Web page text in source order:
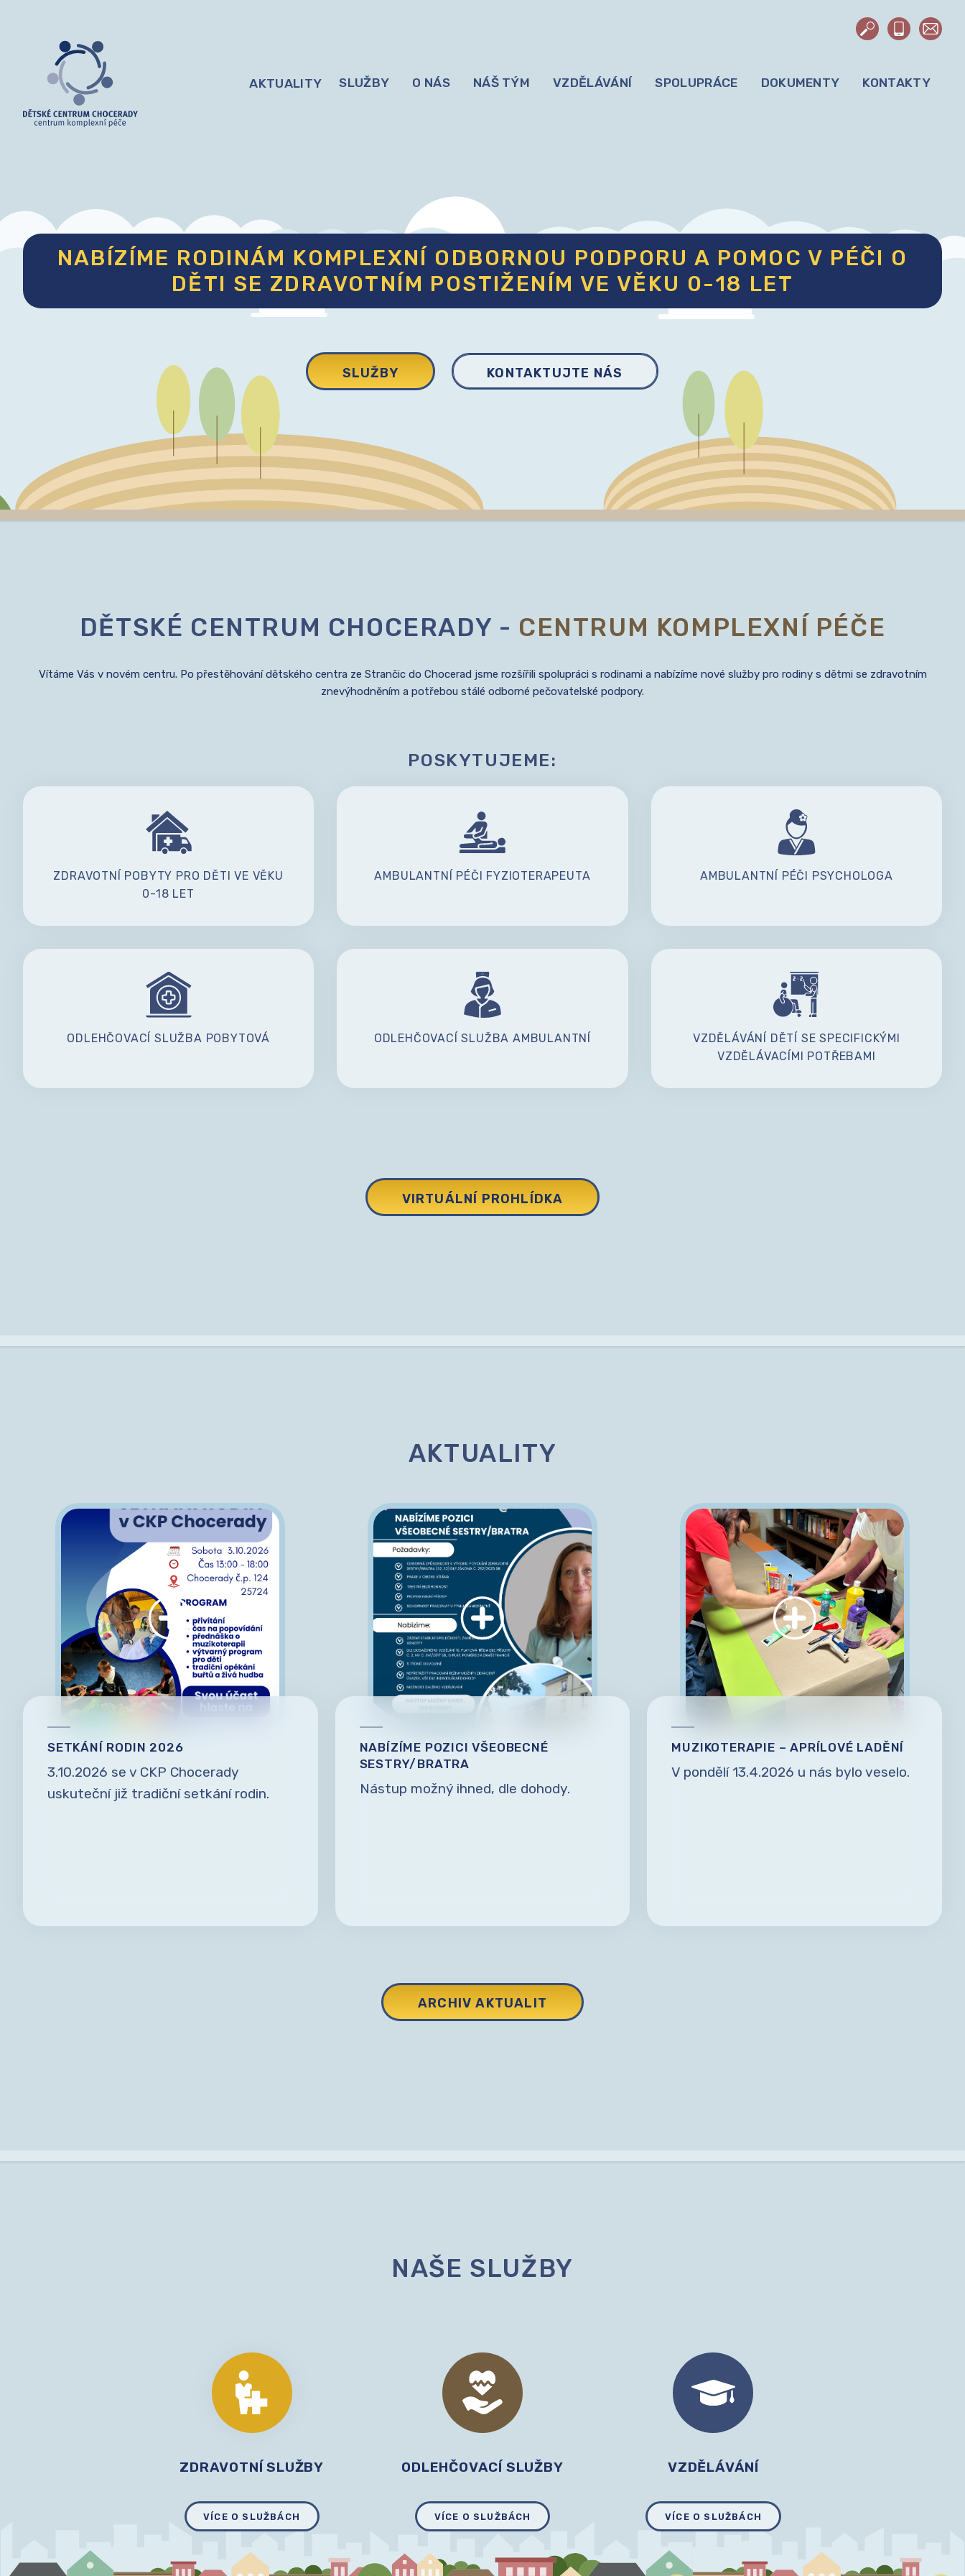
AKTUALITY SLUŽBY O NÁS NÁŠ TÝM VZDĚLÁVÁNÍ SPOLUPRÁCE DOKUMENTY KONTAKTY
PO - PÁ 7:00 DO 15:30
NABÍZÍME RODINÁM KOMPLEXNÍ ODBORNOU PODPORU A POMOC V PÉČI O
DĚTI SE ZDRAVOTNÍM POSTIŽENÍM VE VĚKU 0-18 LET
SLUŽBY KONTAKTUJTE NÁS
DĚTSKÉ CENTRUM CHOCERADY - CENTRUM KOMPLEXNÍ PÉČE
Vítáme Vás v novém centru. Po přestěhování dětského centra ze Strančic do Chocerad jsme rozšířili spolupráci s rodinami a nabízíme nové služby pro rodiny s dětmi se zdravotním
znevýhodněním a potřebou stálé odborné pečovatelské podpory.
POSKYTUJEME:
ZDRAVOTNÍ POBYTY PRO DĚTI VE VĚKU
0-18 LET
AMBULANTNÍ PÉČI FYZIOTERAPEUTA AMBULANTNÍ PÉČI PSYCHOLOGA
ODLEHČOVACÍ SLUŽBA POBYTOVÁ ODLEHČOVACÍ SLUŽBA AMBULANTNÍ
VZDĚLÁVÁNÍ DĚTÍ SE SPECIFICKÝMI
VZDĚLÁVACÍMI POTŘEBAMI
VIRTUÁLNÍ PROHLÍDKA
AKTUALITY
SETKÁNÍ RODIN 2026
3.10.2026 se v CKP Chocerady
uskuteční již tradiční setkání rodin.
NABÍZÍME POZICI VŠEOBECNÉ
SESTRY/BRATRA
Nástup možný ihned, dle dohody.
MUZIKOTERAPIE – APRÍLOVÉ LADĚNÍ
V pondělí 13.4.2026 u nás bylo veselo.
ARCHIV AKTUALIT
NAŠE SLUŽBY
ZDRAVOTNÍ SLUŽBY
VÍCE O SLUŽBÁCH
ODLEHČOVACÍ SLUŽBY
VÍCE O SLUŽBÁCH
VZDĚLÁVÁNÍ
VÍCE O SLUŽBÁCH